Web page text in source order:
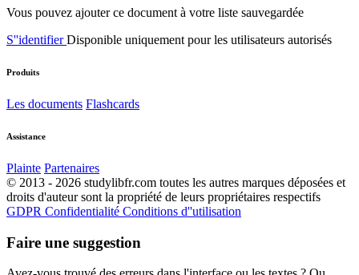
Vous pouvez ajouter ce document à votre liste sauvegardée
S''identifierDisponible uniquement pour les utilisateurs autorisés
Produits
Les documents Flashcards
Assistance
Plainte Partenaires
© 2013 - 2026 studylibfr.com toutes les autres marques déposées et
droits d'auteur sont la propriété de leurs propriétaires respectifs
GDPR Confidentialité Conditions d''utilisation
Faire une suggestion